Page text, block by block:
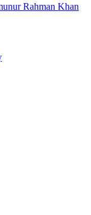
Rahman Khan